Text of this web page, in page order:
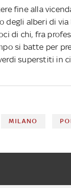
fine alla
degli alberi di via
di chi, fra
si batte per
superstiti in
MILANO